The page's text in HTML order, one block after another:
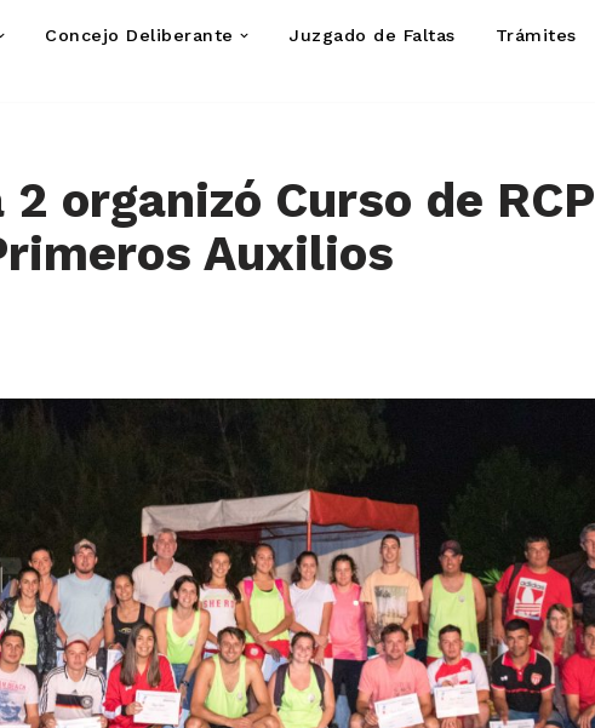
Concejo Deliberante Juzgado de Faltas Trámites
organizó Curso de RCP
Auxilios